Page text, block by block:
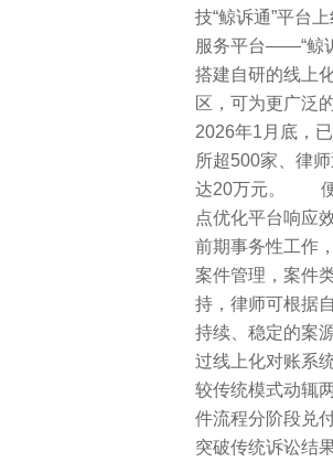
技“鲸诉通”平台
服务平台——“鲸
搭建自研的线上
区，可为更广
2026年1月底，
所超500家、律
达20万元。 便
点优化平台响应
前期事务性工作
案件管理，案件
持，律师可根
持续、稳定的案
过线上化对账系
较传统模式动辄
件流程分阶段兑
突破传统诉讼结